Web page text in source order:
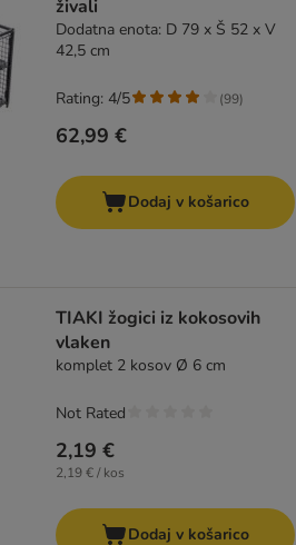
živali
Dodatna enota: D 79 x Š 52 x V
42,5 cm
62,99 €
Rating: 4/5 (99)
Dodaj v košarico
TIAKI žogici iz kokosovih
vlaken
komplet 2 kosov Ø 6 cm
2,19 €
2,19 € / kos
Not Rated
Dodaj v košarico